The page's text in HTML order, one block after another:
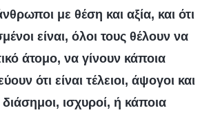
με θέση και αξία, και ότι
είναι, όλοι τους θέλουν να
άτομο, να γίνουν κάποια
ότι είναι τέλειοι, άψογοι και
ισχυροί, ή κάποια